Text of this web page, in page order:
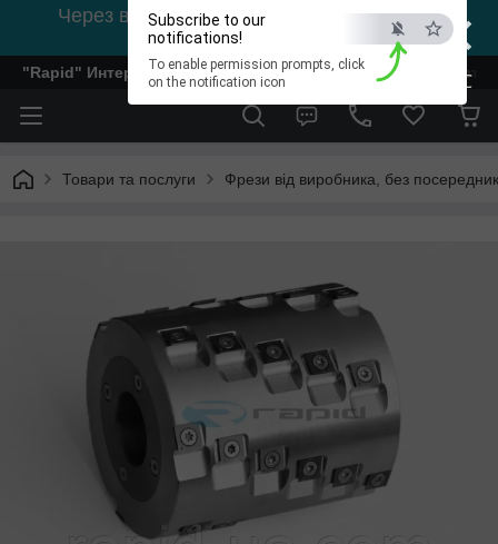
×
ESC
Subscribe to our
notifications!
To enable permission prompts, click
on the notification icon
Через відсутність світла, зв'язок на viber
0978002056
"Rapid" Интернет-магазин деревообрабатывающего
Товари та послуги Фрези від виробника, без